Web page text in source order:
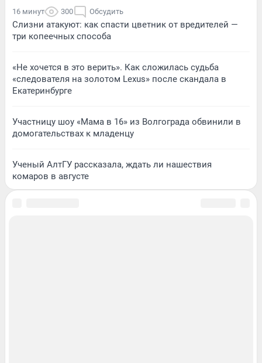
16 минут 300 Обсудить
Слизни атакуют: как спасти цветник от вредителей —
три копеечных способа
«Не хочется в это верить». Как сложилась судьба
«следователя на золотом Lexus» после скандала в
Екатеринбурге
Участницу шоу «Мама в 16» из Волгограда обвинили в
домогательствах к младенцу
Ученый АлтГУ рассказала, ждать ли нашествия
комаров в августе